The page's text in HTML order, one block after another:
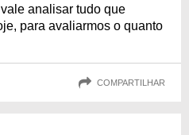
analisar tudo que
para avaliarmos o quanto
COMPARTILHAR